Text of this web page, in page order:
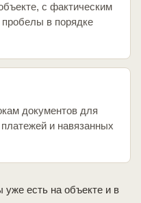
с фактическим
в порядке
документов для
и навязанных
уже есть на объекте и в